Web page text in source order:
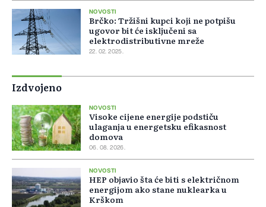
NOVOSTI
Brčko: Tržišni kupci koji ne potpišu
ugovor bit će isključeni sa
elektrodistributivne mreže
22. 02. 2025.
Izdvojeno
NOVOSTI
Visoke cijene energije podstiču
ulaganja u energetsku efikasnost
domova
06. 08. 2026.
NOVOSTI
HEP objavio šta će biti s električnom
energijom ako stane nuklearka u
Krškom